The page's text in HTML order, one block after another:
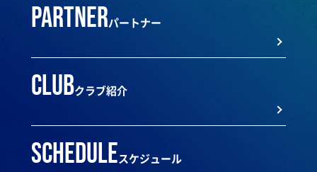
partnerパートナー
clubクラブ紹介
scheduleスケジュール